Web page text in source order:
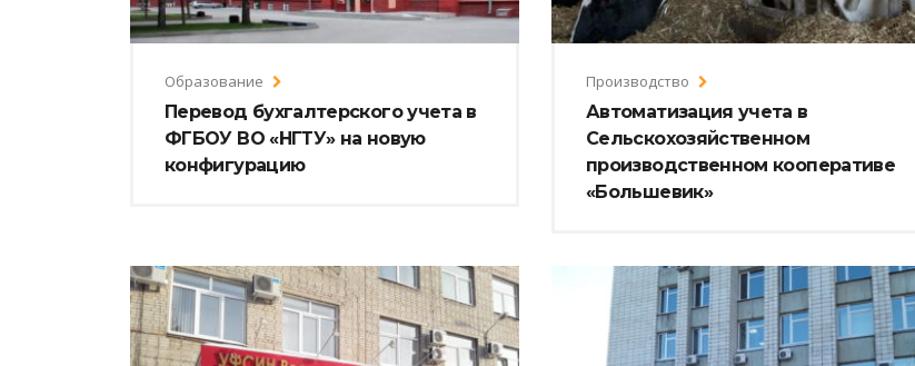
Образование
Перевод бухгалтерского учета в
ФГБОУ ВО «НГТУ» на новую
конфигурацию
Производство
Автоматизация учета в
Сельскохозяйственном
производственном кооперативе
«Большевик»